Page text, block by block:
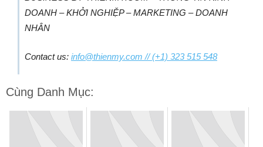
DOANH – KHỞI NGHIỆP – MARKETING – DOANH
NHÂN
Contact us: info@thienmy.com // (+1) 323 515 548
Cùng Danh Mục: